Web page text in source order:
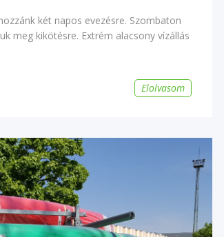
két napos evezésre. Szombaton
meg kikötésre. Extrém alacsony vízállás
Elolvasom